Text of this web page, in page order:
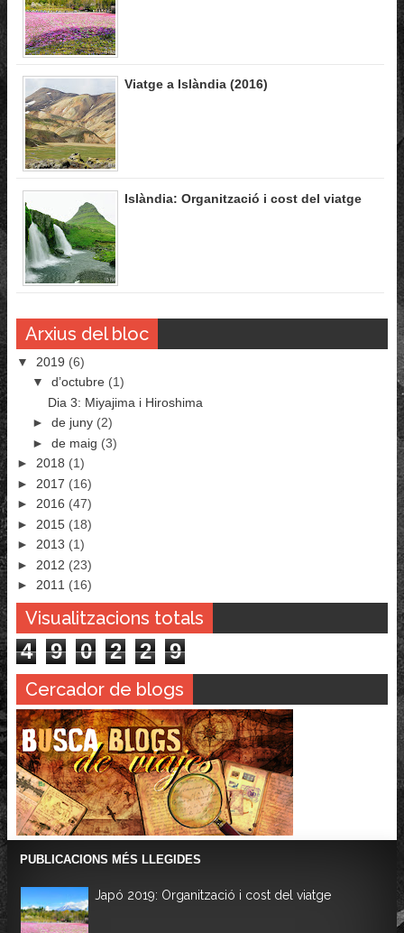
Viatge a Islàndia (2016)
Islàndia: Organització i cost del viatge
Arxius del bloc
▼ 2019 (6)
▼ d’octubre (1)
Dia 3: Miyajima i Hiroshima
► de juny (2)
► de maig (3)
► 2018 (1)
► 2017 (16)
► 2016 (47)
► 2015 (18)
► 2013 (1)
► 2012 (23)
► 2011 (16)
Visualitzacions totals
4 9 0 2 2 9
Cercador de blogs
PUBLICACIONS MÉS LLEGIDES
Japó 2019: Organització i cost del viatge